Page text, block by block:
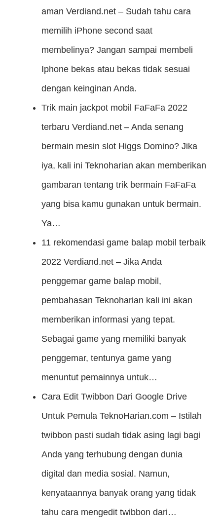
aman Verdiand.net – Sudah tahu cara
memilih iPhone second saat
membelinya? Jangan sampai membeli
Iphone bekas atau bekas tidak sesuai
dengan keinginan Anda.
Trik main jackpot mobil FaFaFa 2022
terbaru Verdiand.net – Anda senang
bermain mesin slot Higgs Domino? Jika
iya, kali ini Teknoharian akan memberikan
gambaran tentang trik bermain FaFaFa
yang bisa kamu gunakan untuk bermain.
Ya…
11 rekomendasi game balap mobil terbaik
2022 Verdiand.net – Jika Anda
penggemar game balap mobil,
pembahasan Teknoharian kali ini akan
memberikan informasi yang tepat.
Sebagai game yang memiliki banyak
penggemar, tentunya game yang
menuntut pemainnya untuk…
Cara Edit Twibbon Dari Google Drive
Untuk Pemula TeknoHarian.com – Istilah
twibbon pasti sudah tidak asing lagi bagi
Anda yang terhubung dengan dunia
digital dan media sosial. Namun,
kenyataannya banyak orang yang tidak
tahu cara mengedit twibbon dari…